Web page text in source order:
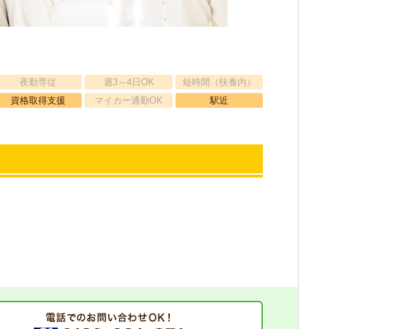
夜勤専従 週3～4日OK
短時間（扶養内）
資格取得支援 マイカー通勤OK 駅近